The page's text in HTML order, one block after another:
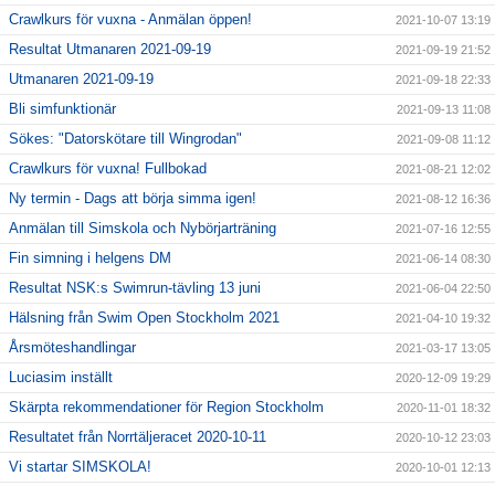
Crawlkurs för vuxna - Anmälan öppen! 2021-10-07 13:19
Resultat Utmanaren 2021-09-19 2021-09-19 21:52
Utmanaren 2021-09-19 2021-09-18 22:33
Bli simfunktionär 2021-09-13 11:08
Sökes: "Datorskötare till Wingrodan" 2021-09-08 11:12
Crawlkurs för vuxna! Fullbokad 2021-08-21 12:02
Ny termin - Dags att börja simma igen! 2021-08-12 16:36
Anmälan till Simskola och Nybörjarträning 2021-07-16 12:55
Fin simning i helgens DM 2021-06-14 08:30
Resultat NSK:s Swimrun-tävling 13 juni 2021-06-04 22:50
Hälsning från Swim Open Stockholm 2021 2021-04-10 19:32
Årsmöteshandlingar 2021-03-17 13:05
Luciasim inställt 2020-12-09 19:29
Skärpta rekommendationer för Region Stockholm 2020-11-01 18:32
Resultatet från Norrtäljeracet 2020-10-11 2020-10-12 23:03
Vi startar SIMSKOLA! 2020-10-01 12:13